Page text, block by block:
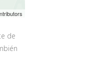
de